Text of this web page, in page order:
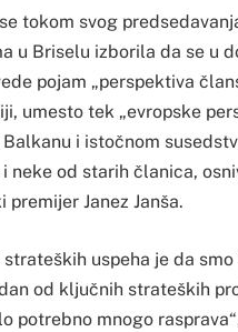
tokom svog
u Briselu izborila da se u
pojam „perspektiva
umesto tek „evropske
i istočnom
neke od starih članica,
premijer Janez Janša.
strateških uspeha je da
od ključnih strateških
potrebno mnogo